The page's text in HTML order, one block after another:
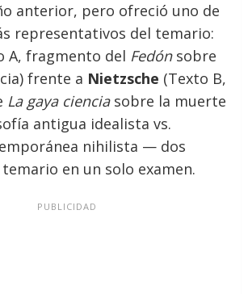
anterior, pero ofreció uno de
representativos del temario:
A, fragmento del Fedónsobre
frente a Nietzsche (Texto B,
La gaya cienciasobre la muerte
antigua idealista vs.
nihilista — dos
en un solo examen.